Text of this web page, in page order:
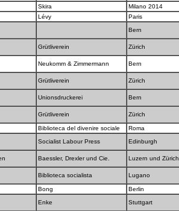
Skira Milano 2014
Lévy Paris
Bern
Grütliverein Zürich
Neukomm & Zimmermann Bern
Grütliverein Zürich
Unionsdruckerei Bern
Grütliverein Zürich
Biblioteca del divenire sociale Roma
Socialist Labour Press Edinburgh
Baessler, Drexler und Cie. Luzern und Zürich
Biblioteca socialista Lugano
Bong Berlin
Enke Stuttgart